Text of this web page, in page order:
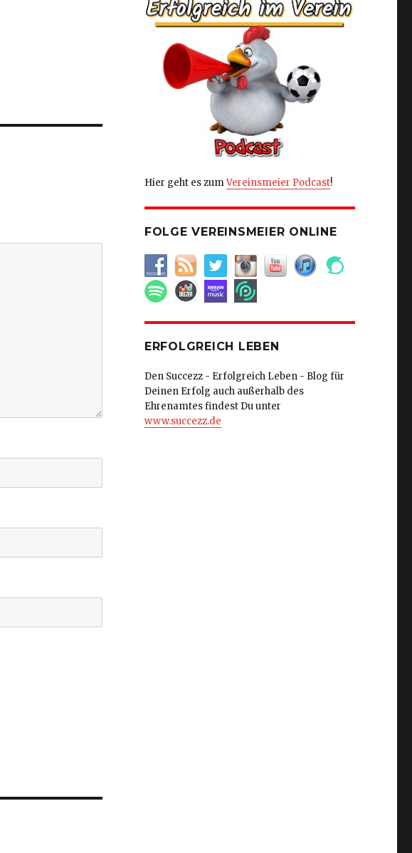
Hier geht es zumVereinsmeier Podcast!
FOLGE VEREINSMEIER ONLINE
ERFOLGREICH LEBEN
Den Succezz - Erfolgreich Leben - Blog für
Deinen Erfolg auch außerhalb des
Ehrenamtes findest Du unter
www.succezz.de